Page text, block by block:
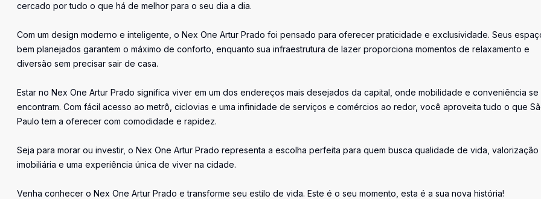
cercado por tudo o que há de melhor para o seu dia a dia.
Com um design moderno e inteligente, o Nex One Artur Prado foi pensado para oferecer praticidade e exclusividade. Seus
bem planejados garantem o máximo de conforto, enquanto sua infraestrutura de lazer proporciona momentos de relaxamento e
diversão sem precisar sair de casa.
Estar no Nex One Artur Prado significa viver em um dos endereços mais desejados da capital, onde mobilidade e conveniência se
encontram. Com fácil acesso ao metrô, ciclovias e uma infinidade de serviços e comércios ao redor, você aproveita tudo o que
Paulo tem a oferecer com comodidade e rapidez.
Seja para morar ou investir, o Nex One Artur Prado representa a escolha perfeita para quem busca qualidade de vida, valorização
imobiliária e uma experiência única de viver na cidade.
Venha conhecer o Nex One Artur Prado e transforme seu estilo de vida. Este é o seu momento, esta é a sua nova história!